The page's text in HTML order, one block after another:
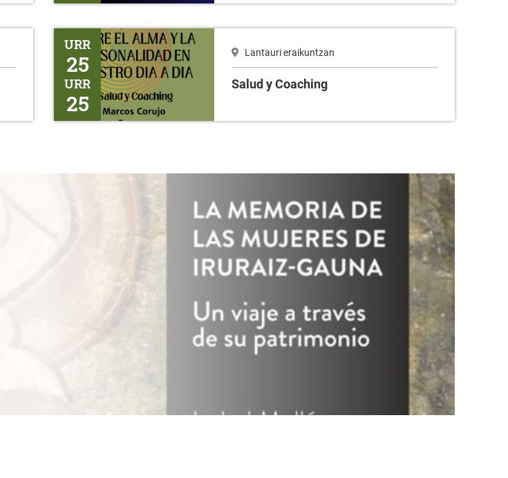
Salud y Coaching
URR
25
URR
25
Lantauri eraikuntzan
Salud y Coaching